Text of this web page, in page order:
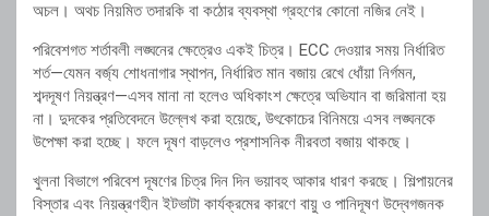
অচল। অথচ নিয়মিত তদারকি বা কঠোর ব্যবস্থা গ্রহণের কোনো নজির নেই।
পরিবেশগত শর্তাবলী লঙ্ঘনের ক্ষেত্রেও একই চিত্র। ECC দেওয়ার সময় নির্ধারিত
শর্ত—যেমন বর্জ্য শোধনাগার স্থাপন, নির্ধারিত মান বজায় রেখে ধোঁয়া নির্গমন,
শব্দদূষণ নিয়ন্ত্রণ—এসব মানা না হলেও অধিকাংশ ক্ষেত্রে অভিযান বা জরিমানা হয়
না। দুদকের প্রতিবেদনে উল্লেখ করা হয়েছে, উৎকোচের বিনিময়ে এসব লঙ্ঘনকে
উপেক্ষা করা হচ্ছে। ফলে দূষণ বাড়লেও প্রশাসনিক নীরবতা বজায় থাকছে।
খুলনা বিভাগে পরিবেশ দূষণের চিত্র দিন দিন ভয়াবহ আকার ধারণ করছে। শিল্পায়নের
বিস্তার এবং নিয়ন্ত্রণহীন ইটভাটা কার্যক্রমের কারণে বায়ু ও পানিদূষণ উদ্বেগজনক